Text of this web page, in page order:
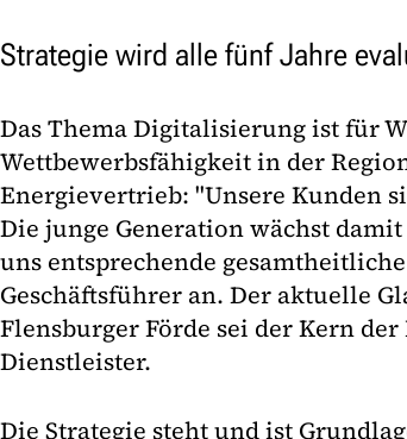
Strategie wird alle fünf Jahre
Das Thema Digitalisierung ist für
Wettbewerbsfähigkeit in der
Energievertrieb: "Unsere Kunden
Die junge Generation wächst
uns entsprechende
Geschäftsführer an. Der aktuelle
Flensburger Förde sei der Kern
Dienstleister.
Die Strategie steht und ist